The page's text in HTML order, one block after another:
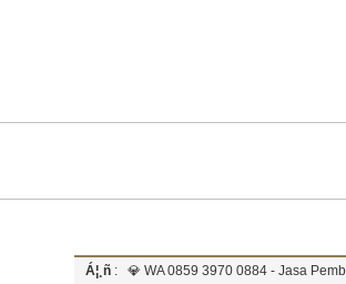
Á¦¸ñ:
💎 WA 0859 3970 0884 - Jasa